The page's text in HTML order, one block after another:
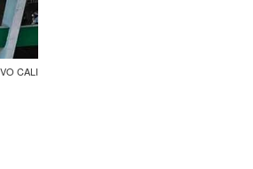
CALI